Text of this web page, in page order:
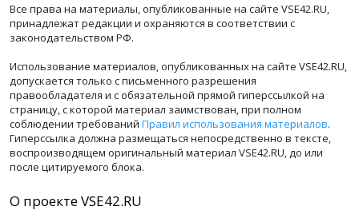
Все права на материалы, опубликованные на сайте VSE42.RU,
принадлежат редакции и охраняются в соответствии с
законодательством РФ.
Использование материалов, опубликованных на сайте VSE42.RU,
допускается только с письменного разрешения
правообладателя и с обязательной прямой гиперссылкой на
страницу, с которой материал заимствован, при полном
соблюдении требований Правил использования материалов.
Гиперссылка должна размещаться непосредственно в тексте,
воспроизводящем оригинальный материал VSE42.RU, до или
после цитируемого блока.
О проекте VSE42.RU